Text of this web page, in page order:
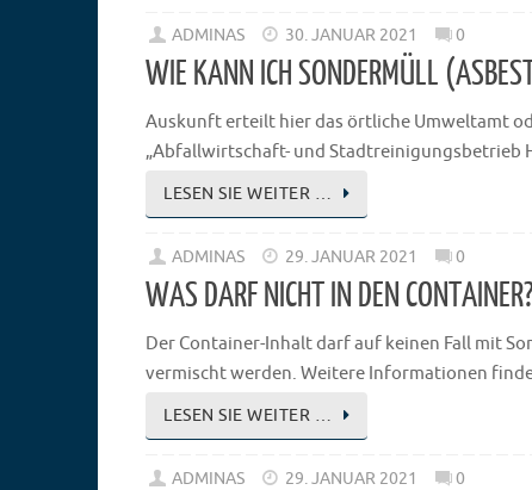
ADMINAS 30. JANUAR 2021 0
WIE KANN ICH SONDERMÜLL
Auskunft erteilt hier das örtliche Umweltamt
„Abfallwirtschaft- und Stadtreinigungsbetrieb
LESEN SIE WEITER …
ADMINAS 29. JANUAR 2021 0
WAS DARF NICHT IN DEN
Der Container-Inhalt darf auf keinen Fall mit
vermischt werden. Weitere Informationen
LESEN SIE WEITER …
ADMINAS 29. JANUAR 2021 0